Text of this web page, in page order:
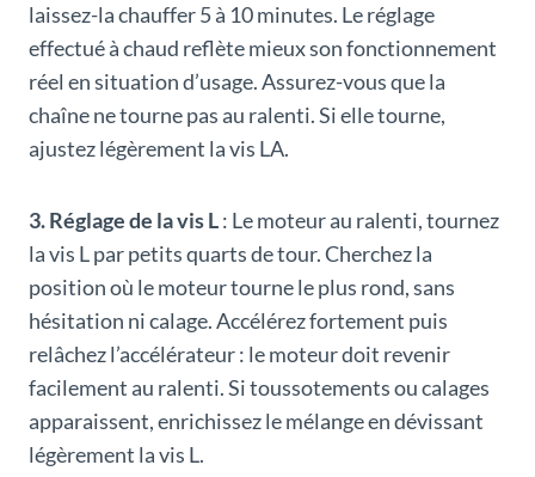
laissez-la chauffer 5 à 10 minutes. Le réglage
effectué à chaud reflète mieux son fonctionnement
réel en situation d’usage. Assurez-vous que la
chaîne ne tourne pas au ralenti. Si elle tourne,
ajustez légèrement la vis LA.
3. Réglage de la vis L: Le moteur au ralenti, tournez
la vis L par petits quarts de tour. Cherchez la
position où le moteur tourne le plus rond, sans
hésitation ni calage. Accélérez fortement puis
relâchez l’accélérateur : le moteur doit revenir
facilement au ralenti. Si toussotements ou calages
apparaissent, enrichissez le mélange en dévissant
légèrement la vis L.